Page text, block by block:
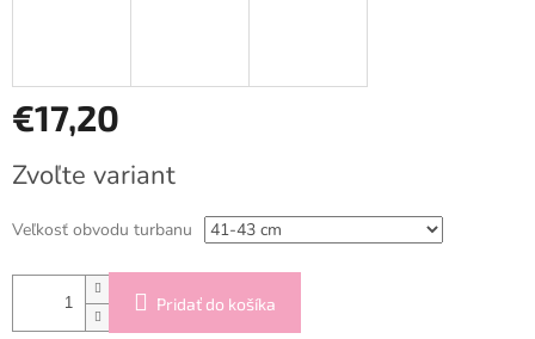
€17,20
cena:
Zvoľte variant
Veľkosť obvodu turbanu
Pridať do košíka